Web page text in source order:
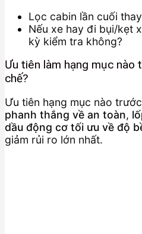
Lọc cabin lần cuối
Nếu xe hay đi bụi/kẹt
kỳ kiểm tra không?
Ưu tiên làm hạng mục nào
chế?
Ưu tiên hạng mục nào
phanh thắng về an toàn,
dầu động cơ tối ưu về độ
giảm rủi ro lớn nhất.